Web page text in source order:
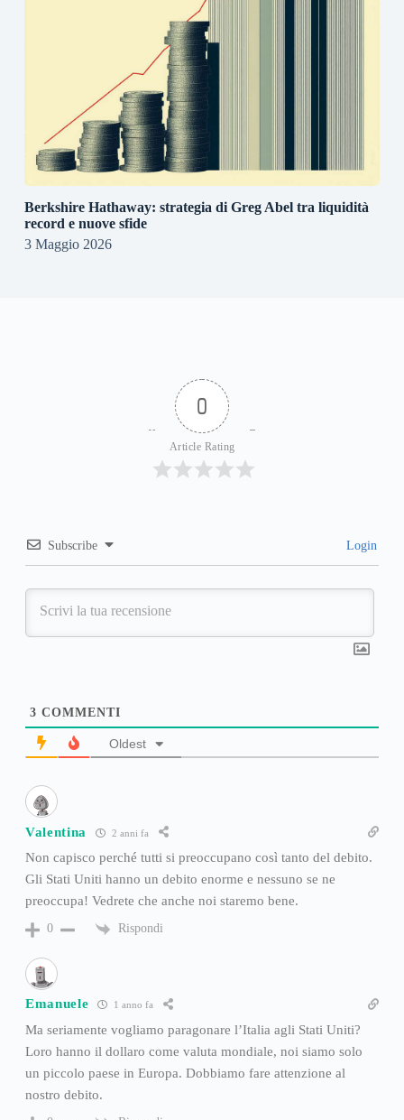
Berkshire Hathaway: strategia di Greg Abel tra liquidità
record e nuove sfide
3 Maggio 2026
0
Article Rating
Subscribe Login
3 COMMENTI
Oldest
Valentina 2 anni fa
Non capisco perché tutti si preoccupano così tanto del debito.
Gli Stati Uniti hanno un debito enorme e nessuno se ne
preoccupa! Vedrete che anche noi staremo bene.
0 Rispondi
Emanuele 1 anno fa
Ma seriamente vogliamo paragonare l’Italia agli Stati Uniti?
Loro hanno il dollaro come valuta mondiale, noi siamo solo
un piccolo paese in Europa. Dobbiamo fare attenzione al
nostro debito.